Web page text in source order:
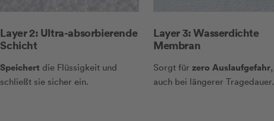
Layer 2: Ultra-absorbierende
Schicht
Speichert die Flüssigkeit und
schließt sie sicher ein.
Layer 3: Wasserdichte
Membran
Sorgt für zero Auslaufgefahr,
auch bei längerer Tragedauer.